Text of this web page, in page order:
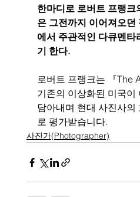
한마디로 로버트 프랭크
은 그전까지 이어져오던
에서 주관적인 다큐멘타
기 한다.
로버트 프랭크는 『The
기존의 이상화된 미국이
담아내며 현대 사진사의
로 평가받습니다.
사진가(Photographer)